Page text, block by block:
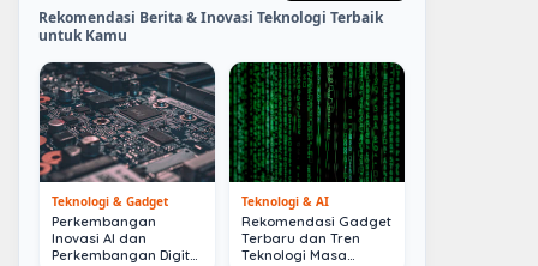
Rekomendasi Berita & Inovasi Teknologi Terbaik
untuk Kamu
Teknologi & Gadget
Perkembangan
Inovasi AI dan
Perkembangan Digital
Teknologi & AI
Rekomendasi Gadget
Terbaru dan Tren
Teknologi Masa